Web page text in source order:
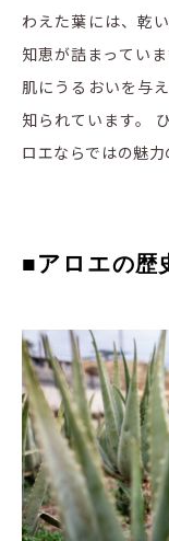
わえた葉には、乾
知恵が詰まってい
肌にうるおいを与
知られています。
ロエならではの魅力
■アロエの歴